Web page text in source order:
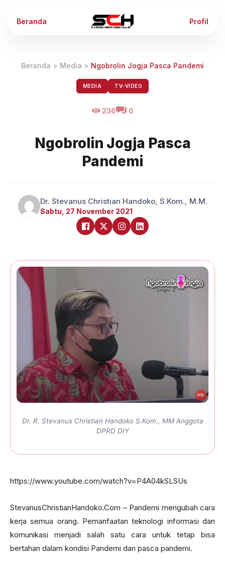
Beranda Profil
Beranda > Media > Ngobrolin Jogja Pasca Pandemi
MEDIA TV-VIDEO
236 0
Ngobrolin Jogja Pasca
Pandemi
Dr. Stevanus Christian Handoko, S.Kom., M.M.
Sabtu, 27 November 2021
Dr. R. Stevanus Christian Handoko S.Kom., MM Anggota
DPRD DIY
https://www.youtube.com/watch?v=P4A04kSLSUs
StevanusChristianHandoko.Com – Pandemi mengubah cara
kerja semua orang. Pemanfaatan teknologi informasi dan
komunikasi menjadi salah satu cara untuk tetap bisa
bertahan dalam kondisi Pandemi dan pasca pandemi.